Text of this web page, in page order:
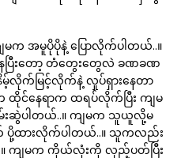
မက အမူပိုပိုနဲ့ ပြောလိုက်ပါတယ်..။
ေပြီးတော့ တံတွေးတွေလဲ ခဏခဏ
လိုက်မြင့်လိုက်နဲ့ လှုပ်ရှားနေတာ
င်နေရာက ထရပ်လိုက်ပြီး ကျမ
ဆွဲပါတယ်..။ ကျမက သူယူလို့မ
ပို့ထားလိုက်ပါတယ်..။ သူကလည်း
ကျမက ကိုယ်လုံးကို လှည့်ပတ်ပြီး